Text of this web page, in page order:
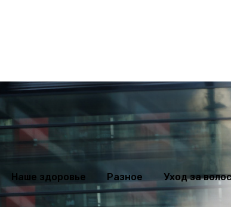
Наше здоровье Разное Уход за